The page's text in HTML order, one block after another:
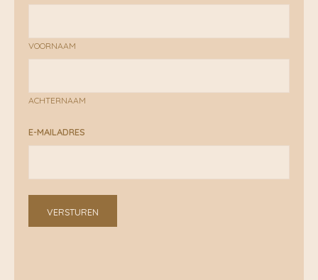
VOORNAAM
ACHTERNAAM
E-MAILADRES
VERSTUREN